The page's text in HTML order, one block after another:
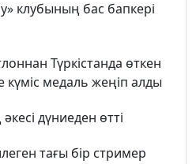
клубының бас бапкері
Түркістанда өткен
күміс медаль жеңіп алды
дүниеден өтті
тағы бір стример